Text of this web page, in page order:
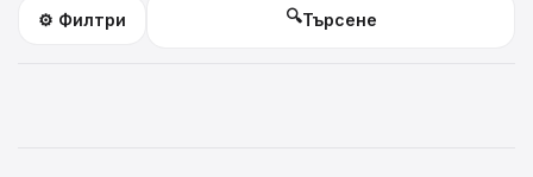
⚙️ Филтри 🔍